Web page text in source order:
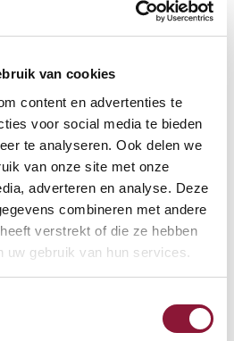
van cookies
content en advertenties te
voor social media te bieden
te analyseren. Ook delen we
van onze site met onze
adverteren en analyse. Deze
combineren met andere
verstrekt of die ze hebben
uw gebruik van hun services.
ALUMINIUM